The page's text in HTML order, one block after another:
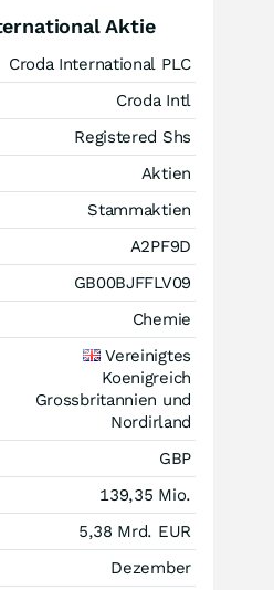
Aktie
Croda International PLC
Croda Intl
Registered Shs
Aktien
Stammaktien
A2PF9D
GB00BJFFLV09
Chemie
Vereinigtes
Koenigreich
Grossbritannien und
Nordirland
GBP
139,35 Mio.
5,38 Mrd. EUR
Dezember